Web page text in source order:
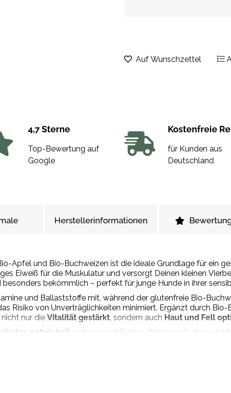
Auf Wunschzettel
4,7 Sterne
Top-Bewertung auf
Google
Kostenfreie
für Kunden aus
Deutschland
Herstellerinformationen
Apfel und Bio-Buchweizen ist die ideale Grundlage für ein
Eiweiß für die Muskulatur und versorgt Deinen kleinen
bekömmlich – perfekt für junge Hunde in ihrer
und Ballaststoffe mit, während der glutenfreie Bio-
Risiko von Unverträglichkeiten minimiert. Ergänzt durch
nur die Vitalität gestärkt, sondern auch Haut und Fell
entwickelt und versorgt Deinen Welpen mit allen
und eine stabile Entwicklung. So legst Du den Grundstein